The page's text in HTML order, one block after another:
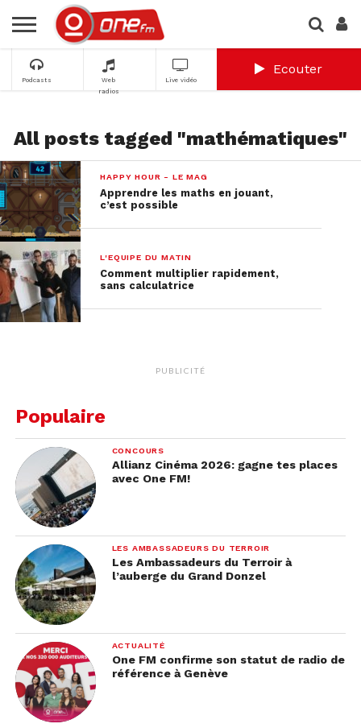
Podcasts
Web
radios
Live vidéo
Ecouter
All posts tagged "mathématiques"
HAPPY HOUR - LE MAG
Apprendre les maths en jouant,
c’est possible
L'EQUIPE DU MATIN
Comment multiplier rapidement,
sans calculatrice
PUBLICITÉ
Populaire
CONCOURS
Allianz Cinéma 2026: gagne tes places
avec One FM!
LES AMBASSADEURS DU TERROIR
Les Ambassadeurs du Terroir à
l’auberge du Grand Donzel
ACTUALITÉ
One FM confirme son statut de radio de
référence à Genève